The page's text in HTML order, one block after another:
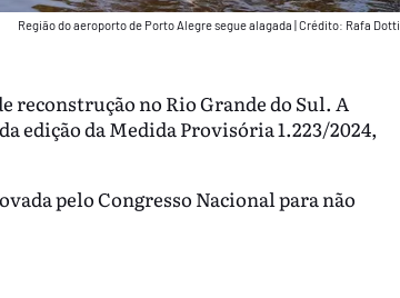
Região do aeroporto de Porto Alegre segue alagada |Crédito: Rafa Dotti
reconstrução no Rio Grande do Sul. A
da Medida Provisória 1.223/2024,
pelo Congresso Nacional para não